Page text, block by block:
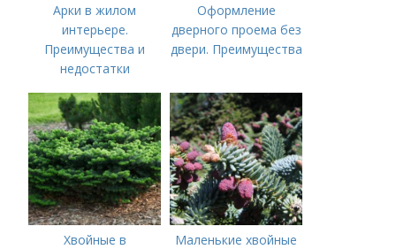
Арки в жилом
интерьере.
Преимущества и
недостатки
Оформление
дверного проема без
двери. Преимущества
Хвойные в
Маленькие хвойные